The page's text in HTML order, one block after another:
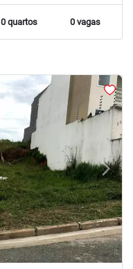
0 quartos 0 vagas
arrow_forward_iosNext